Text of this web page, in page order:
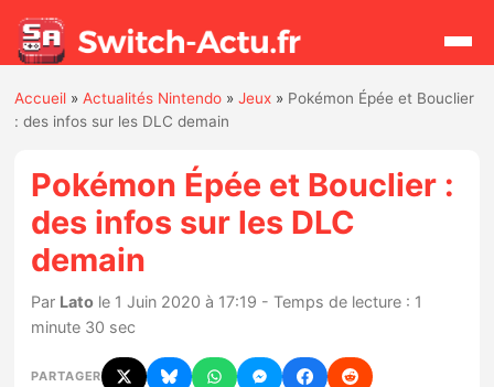
Actualités
Jeux
Hardware
Mises à jour
Accueil »Actualités Nintendo »Jeux » Pokémon Épée et Bouclier
: des infos sur les DLC demain
Pokémon Épée et Bouclier :
des infos sur les DLC
demain
Par Lato le 1 Juin 2020 à 17:19 - Temps de lecture : 1
minute 30 sec
PARTAGER